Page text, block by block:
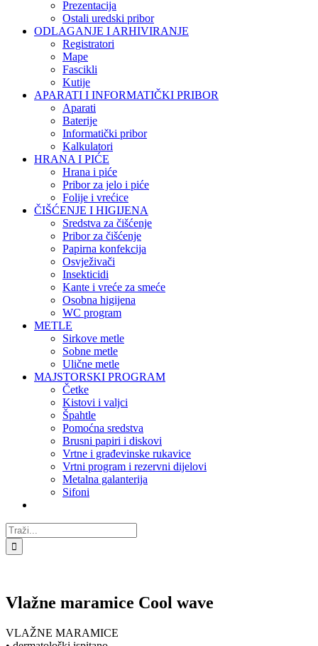
Prezentacija
Ostali uredski pribor
ODLAGANJE I ARHIVIRANJE
Registratori
Mape
Fascikli
Kutije
APARATI I INFORMATIČKI PRIBOR
Aparati
Baterije
Informatički pribor
Kalkulatori
HRANA I PIĆE
Hrana i piće
Pribor za jelo i piće
Folije i vrećice
ČIŠĆENJE I HIGIJENA
Sredstva za čišćenje
Pribor za čišćenje
Papirna konfekcija
Osvježivači
Insekticidi
Kante i vreće za smeće
Osobna higijena
WC program
METLE
Sirkove metle
Sobne metle
Ulične metle
MAJSTORSKI PROGRAM
Četke
Kistovi i valjci
Špahtle
Pomoćna sredstva
Brusni papiri i diskovi
Vrtne i građevinske rukavice
Vrtni program i rezervni dijelovi
Metalna galanterija
Sifoni
Traži...
Vlažne maramice Cool wave
VLAŽNE MARAMICE